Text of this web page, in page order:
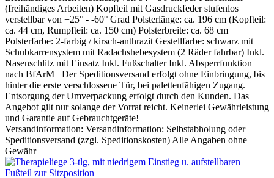
(freihändiges Arbeiten) Kopfteil mit Gasdruckfeder stufenlos
verstellbar von +25° - -60° Grad Polsterlänge: ca. 196 cm (Kopfteil:
ca. 44 cm, Rumpfteil: ca. 150 cm) Polsterbreite: ca. 68 cm
Polsterfarbe: 2-farbig / kirsch-anthrazit Gestellfarbe: schwarz mit
Schubkarrensystem mit Radachshebesystem (2 Räder fahrbar) Inkl.
Nasenschlitz mit Einsatz Inkl. Fußschalter Inkl. Absperrfunktion
nach BfArM Der Speditionsversand erfolgt ohne Einbringung, bis
hinter die erste verschlossene Tür, bei palettenfähigen Zugang.
Entsorgung der Umverpackung erfolgt durch den Kunden. Das
Angebot gilt nur solange der Vorrat reicht. Keinerlei Gewährleistung
und Garantie auf Gebrauchtgeräte!
Versandinformation: Versandinformation: Selbstabholung oder
Speditionsversand (zzgl. Speditionskosten) Alle Angaben ohne
Gewähr